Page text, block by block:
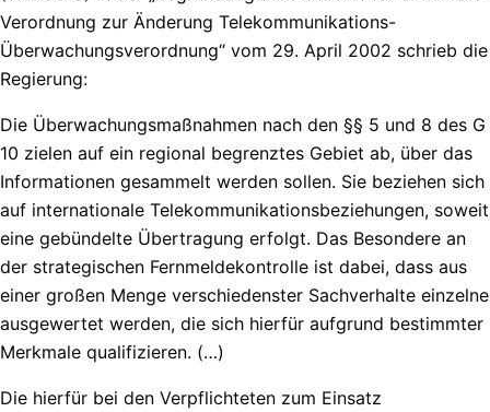
Verordnung zur Änderung Telekommunikations-
Überwachungsverordnung“ vom 29. April 2002 schrieb die
Regierung:
Die Überwachungsmaßnahmen nach den §§ 5 und 8 des G
10 zielen auf ein regional begrenztes Gebiet ab, über das
Informationen gesammelt werden sollen. Sie beziehen sich
auf internationale Telekommunikationsbeziehungen, soweit
eine gebündelte Übertragung erfolgt. Das Besondere an
der strategischen Fernmeldekontrolle ist dabei, dass aus
einer großen Menge verschiedenster Sachverhalte einzelne
ausgewertet werden, die sich hierfür aufgrund bestimmter
Merkmale qualifizieren. (…)
Die hierfür bei den Verpflichteten zum Einsatz